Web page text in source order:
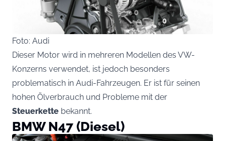
Foto: Audi
Dieser Motor wird in mehreren Modellen des VW-
Konzerns verwendet, ist jedoch besonders
problematisch in Audi-Fahrzeugen. Er ist für seinen
hohen Ölverbrauch und Probleme mit der
Steuerkette bekannt.
BMW N47 (Diesel)